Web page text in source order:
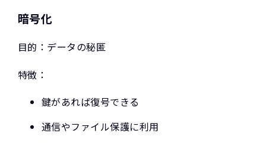
暗号化
目的：データの秘匿
特徴：
鍵があれば復号できる
通信やファイル保護に利用